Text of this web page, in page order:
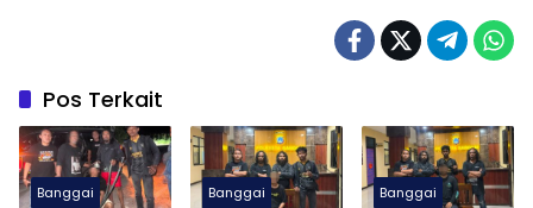
Pos Terkait
Banggai Banggai Banggai